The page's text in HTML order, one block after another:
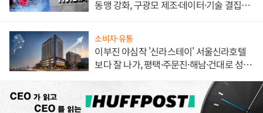
동맹 강화, 구광모 제조·데이터·기술 결집
소비자·유통
이부진 야심작 '신라스테이' 서울신라호텔
보다 잘 나가, 평택·주문진·해남·건대로 성